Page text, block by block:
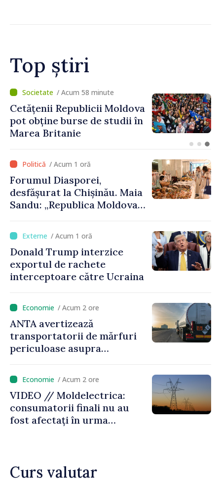
Top știri
/ Acum 32 minute
Speakerul Igor Grosu, la
Forumul Diasporei:
„Republica Moldova
săi de acasă și de peste
hotare, că merită să devină
parte a marii familii
europene”
/ Acum 1 oră
Forumul Diasporei,
desfășurat la Chișinău. Maia
Sandu: „Republica Moldova
iar diaspora poate juca un
rol important în promovarea
și susținerea acestui
parcurs”
/ Acum 1 oră
Donald Trump interzice
exportul de rachete
interceptoare către Ucraina
/ Acum 2 ore
ANTA avertizează
transportatorii de mărfuri
periculoase asupra
caniculă
/ Acum 2 ore
VIDEO // Moldelectrica:
consumatorii finali nu au
fost afectați în urma
regim prioritar
Curs valutar